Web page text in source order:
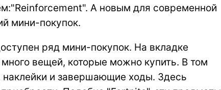
А новым для современной
мини-покупок.
ряд мини-покупок. На вкладке
вещей, которые можно купить. В том
наклейки и завершающие ходы. Здесь